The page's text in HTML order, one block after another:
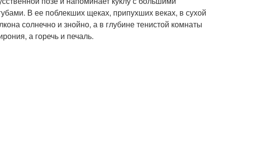
В ее поблекших щеках, припухших веках, в сухой
солнечно и знойно, а в глубине тенистой комнаты
а горечь и печаль.